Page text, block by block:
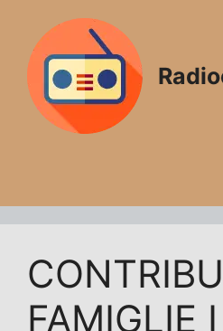
contenuto
FAMIGLIE